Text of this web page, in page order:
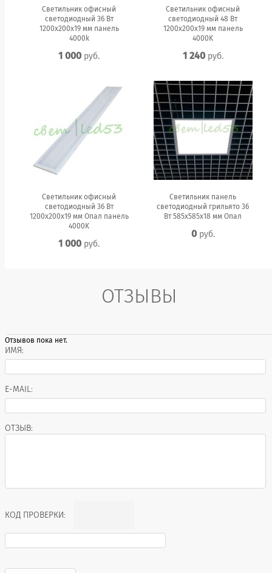
Светильник офисный
светодиодный 36 Вт
1200x200x19 мм панель
4000k
1 000 руб.
Светильник офисный
светодиодный 48 Вт
1200x200x19 мм панель
4000K
1 240руб.
Светильник офисный
светодиодный 36 Вт
1200x200x19 мм Опал панель
4000K
1 000 руб.
Светильник панель
светодиодный грильято 36
Вт 585x585x18 мм Опал
0руб.
ОТЗЫВЫ
Отзывов пока нет.
ИМЯ:
E-MAIL:
ОТЗЫВ:
КОД ПРОВЕРКИ: